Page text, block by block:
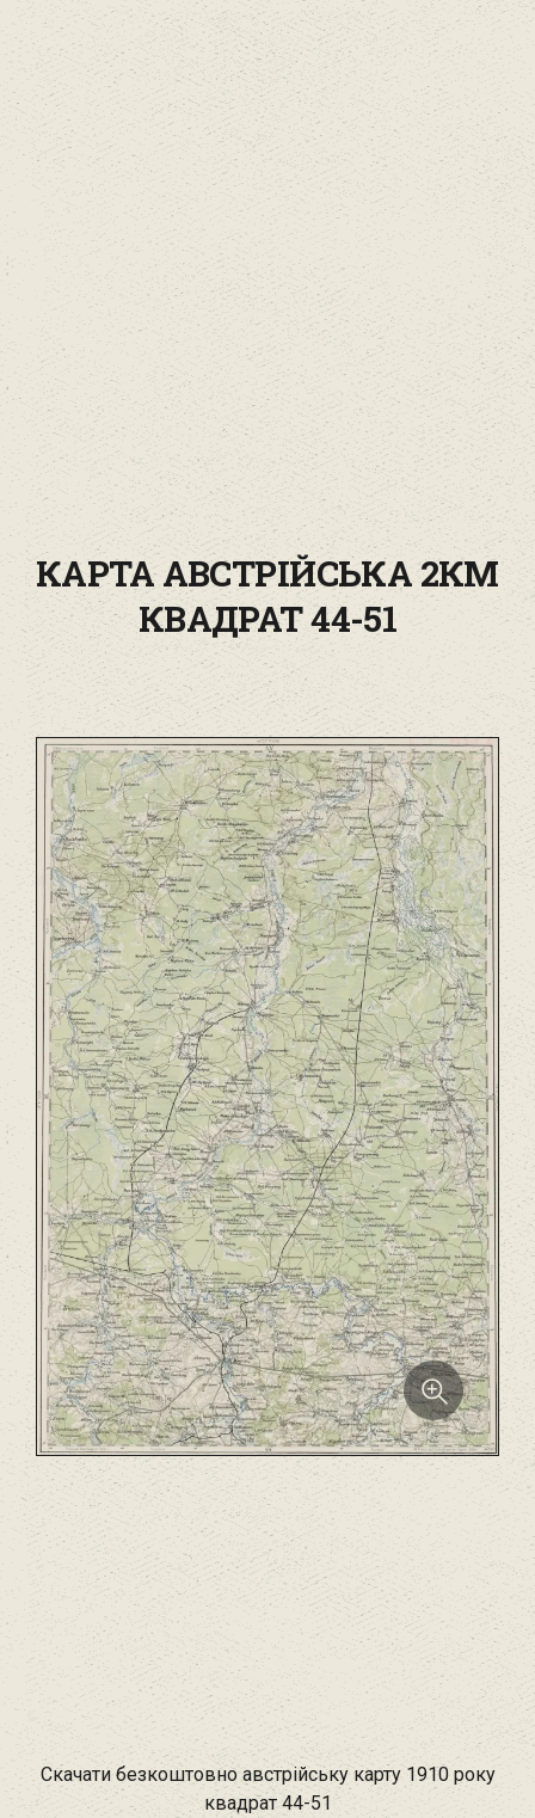
КАРТА АВСТРІЙСЬКА 2КМ
КВАДРАТ 44-51
Скачати безкоштовно австрійську карту 1910 року
квадрат 44-51